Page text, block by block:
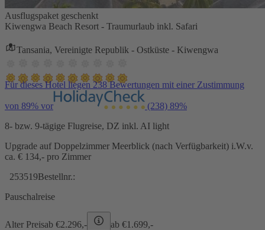
Ausflugspaket geschenkt
Kiwengwa Beach Resort - Traumurlaub inkl. Safari
Tansania, Vereinigte Republik - Ostküste - Kiwengwa
Für dieses Hotel liegen 238 Bewertungen mit einer Zustimmung
von 89% vor (238) 89%
8- bzw. 9-tägige Flugreise, DZ inkl. AI light
Upgrade auf Doppelzimmer Meerblick (nach Verfügbarkeit) i.W.v.
ca. € 134,- pro Zimmer
253519Bestellnr.:
Pauschalreise
Alter Preisab €2.296,- ab €1.699,-